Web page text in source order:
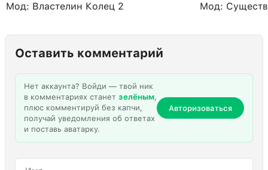
Мод: Властелин Колец 2 Мод:
Оставить комментарий
Нет аккаунта? Войди — твой ник
в комментариях станет зелёным,
плюс комментируй без капчи,
получай уведомления об ответах
и поставь аватарку.
Авторизоваться